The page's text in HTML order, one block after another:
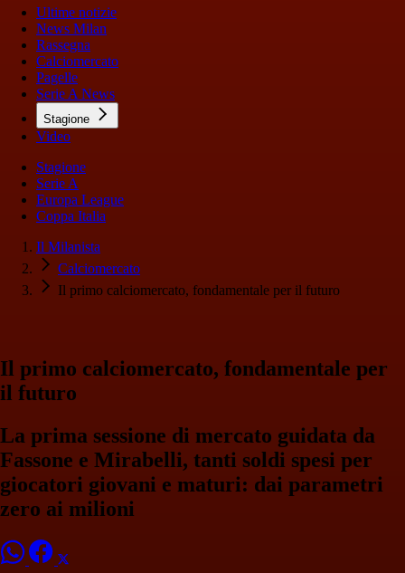
Ultime notizie
News Milan
Rassegna
Calciomercato
Pagelle
Serie A News
Stagione
Video
Stagione
Serie A
Europa League
Coppa Italia
Il Milanista
Calciomercato
Il primo calciomercato, fondamentale per il futuro
Il primo calciomercato, fondamentale per
il futuro
La prima sessione di mercato guidata da
Fassone e Mirabelli, tanti soldi spesi per
giocatori giovani e maturi: dai parametri
zero ai milioni